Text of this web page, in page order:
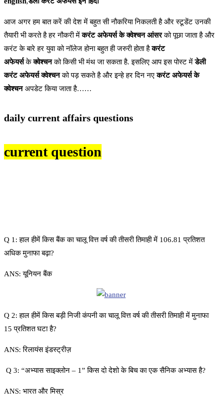
आज अगर हम बात करें की देश में बहुत सी नौकरिया निकलती है और स्टूडेंट उनकी
तैयारी भी करते है हर नौकरी मेंकरंट अफेयर्स के क्वेश्चन आंसरको पूछा जाता है और
करंट के बारे हर युवा को नॉलेज होना बहुत ही जरुरी होता हैकरंट
अफेयर्सकेक्वेश्चनको किसी भी मंथ जा सकता है. इसलिए आप इस पोस्ट मेंडेली
करंट अफेयर्स क्वेश्चनको पड़ सकते है और इन्हे हर दिन नएकरंट अफेयर्स के
क्वेश्चनअपडेट किया जाता है……
daily current affairs questions
current question
Q 1: हाल हीमें किस बैंक का चालू वित्त वर्ष की तीसरी तिमाही में 106.81 प्रतिशत
अधिक मुनाफा बढ़ा?
ANS: यूनियन बैंक
Q 2: हाल हीमें किस बड़ी निजी कंपनी का चालू वित्त वर्ष की तीसरी तिमाही में मुनाफा
15 प्रतिशत घटा है?
ANS: रिलायंस इंडस्ट्रीज़
Q 3: “अभ्यास साइक्लोन – 1” किस दो देशो के बिच का एक सैनिक अभ्यास है?
ANS: भारत और मिस्र